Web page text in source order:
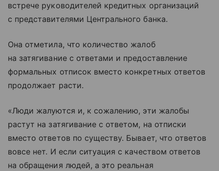
встрече руководителей кредитных организаций
с представителями Центрального банка.
Она отметила, что количество жалоб
на затягивание с ответами и предоставление
формальных отписок вместо конкретных ответов
продолжает расти.
«Люди жалуются и, к сожалению, эти жалобы
растут на затягивание с ответом, на отписки
вместо ответов по существу. Бывает, что ответов
вовсе нет. И если ситуация с качеством ответов
на обращения людей, а это реальная